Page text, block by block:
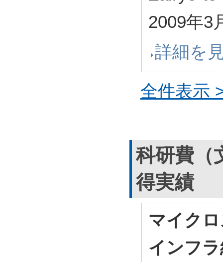
2009年3
詳細を
全件表示
科研費（
得実績
マイク
インフ